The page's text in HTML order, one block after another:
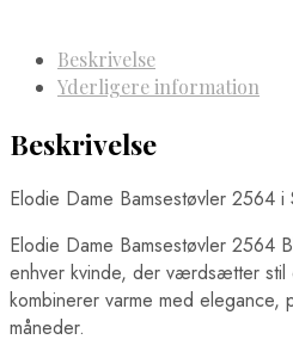
Beskrivelse
Yderligere information
Beskrivelse
Elodie Dame Bamsestøvler 2564
Elodie Dame Bamsestøvler 2564
enhver kvinde, der værdsætter stil
kombinerer varme med elegance,
måneder.